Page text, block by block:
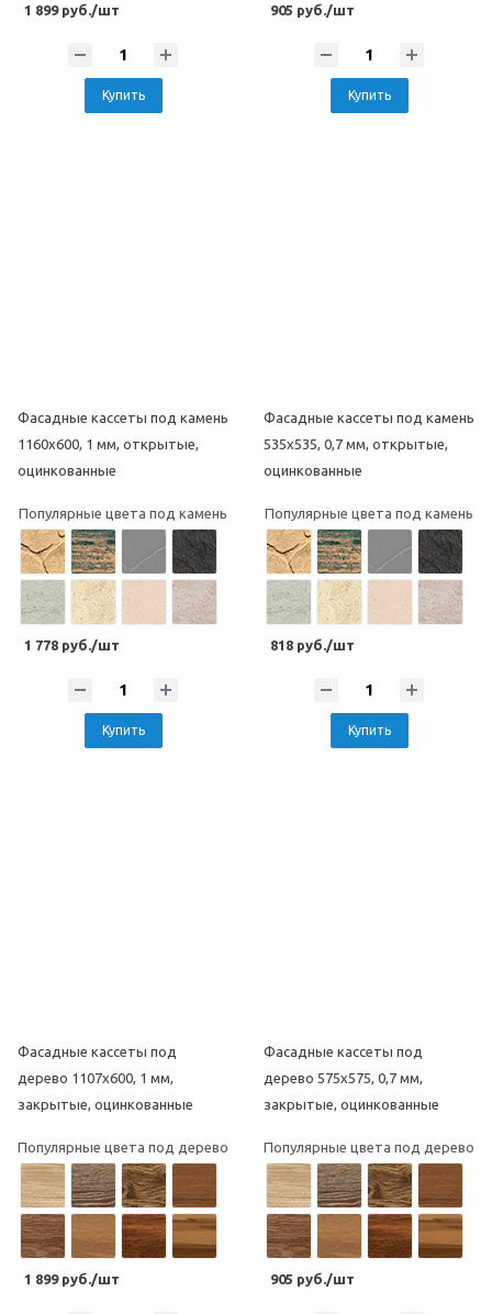
1 899 руб./шт
Купить
905 руб./шт
Купить
Фасадные кассеты под камень
1160х600, 1 мм, открытые,
оцинкованные
Популярные цвета под камень
1 778 руб./шт
Купить
Фасадные кассеты под камень
535х535, 0,7 мм, открытые,
оцинкованные
Популярные цвета под камень
818 руб./шт
Купить
Фасадные кассеты под
дерево 1107х600, 1 мм,
закрытые, оцинкованные
Популярные цвета под дерево
1 899 руб./шт
Фасадные кассеты под
дерево 575х575, 0,7 мм,
закрытые, оцинкованные
Популярные цвета под дерево
905 руб./шт